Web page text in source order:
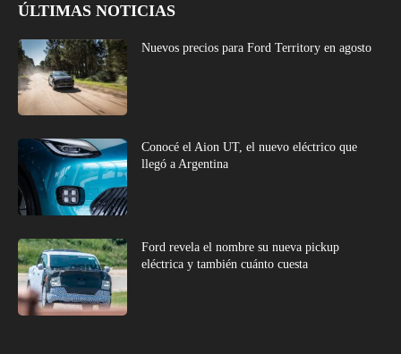
ÚLTIMAS NOTICIAS
Nuevos precios para Ford Territory en agosto
Conocé el Aion UT, el nuevo eléctrico que
llegó a Argentina
Ford revela el nombre su nueva pickup
eléctrica y también cuánto cuesta